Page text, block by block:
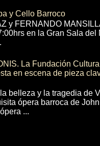
y Cello Barroco
y FERNANDO
en la Gran Sala
La Fundación
en escena de pieza
belleza y la tragedia de
ópera barroca de
...